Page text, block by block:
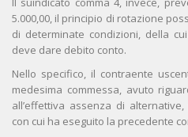
5.000,00, il principio di rotazione
di determinate condizioni, della
deve dare debito conto.
Nello specifico, il contraente
medesima commessa, avuto
all’effettiva assenza di
con cui ha eseguito la precedente